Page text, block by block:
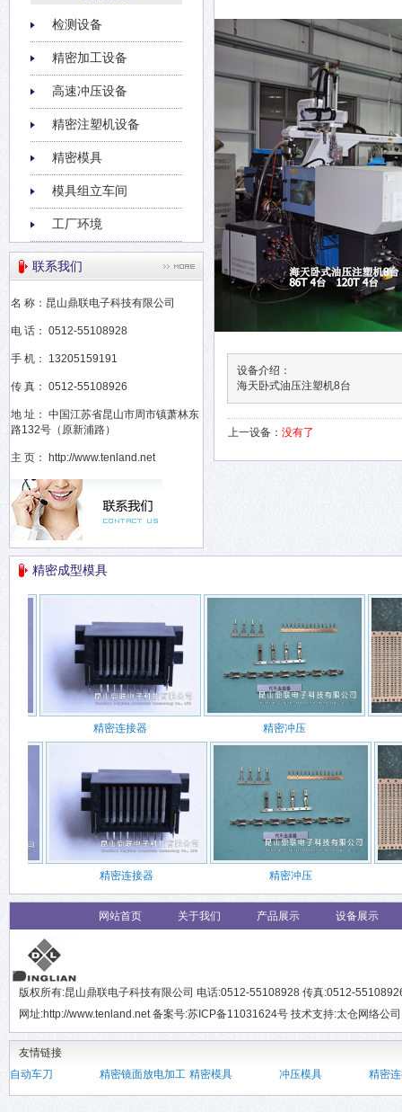
检测设备
精密加工设备
高速冲压设备
精密注塑机设备
精密模具
模具组立车间
工厂环境
设备介绍：
海天卧式油压注塑机8台
上一设备： 没有了
联系我们
名 称：昆山鼎联电子科技有限公司
电 话： 0512-55108928
手 机： 13205159191
传 真： 0512-55108926
地 址： 中国江苏省昆山市周市镇萧林东
路132号（原新浦路）
主 页： http://www.tenland.net
精密成型模具
精密连接器 精密冲压
精密连接器 精密冲压
网站首页 关于我们 产品展示 设备展示
版权所有:昆山鼎联电子科技有限公司 电话:0512-55108928 传真:0512-
网址:http://www.tenland.net 备案号:苏ICP备11031624号 技术支持:太仓网络公司
友情链接
自动车刀
精密镜面放电加工 精密模具 冲压模具 精密